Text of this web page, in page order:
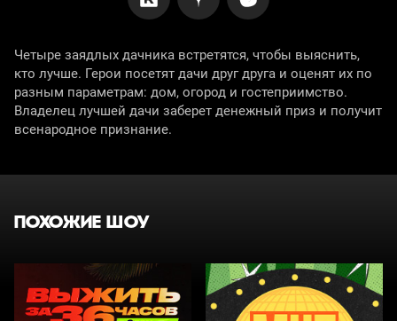
Четыре заядлых дачника встретятся, чтобы выяснить,
кто лучше. Герои посетят дачи друг друга и оценят их по
разным параметрам: дом, огород и гостеприимство.
Владелец лучшей дачи заберет денежный приз и получит
всенародное признание.
ПОХОЖИЕ ШОУ